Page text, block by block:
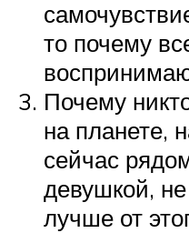
то почему
Почему
на планете,
сейчас
девушкой, не
лучше от